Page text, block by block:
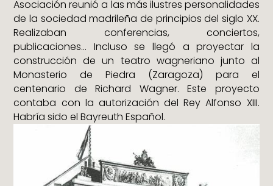
Asociación reunió a las más ilustres personalidades
de la sociedad madrileña de principios del siglo XX.
Realizaban conferencias, conciertos,
publicaciones… Incluso se llegó a proyectar la
construcción de un teatro wagneriano junto al
Monasterio de Piedra (Zaragoza) para el
centenario de Richard Wagner. Este proyecto
contaba con la autorización del Rey Alfonso XIII.
Habría sido el Bayreuth Español.